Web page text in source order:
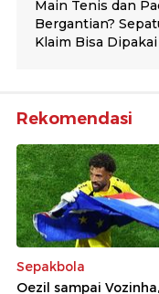
Rekomendasi
Sepakbola
Oezil sampai Vozinha,